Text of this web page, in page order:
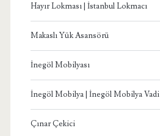
Hayır Lokması | İstanbul Lokmacı
Makaslı Yük Asansörü
İnegöl Mobilyası
İnegöl Mobilya | İnegöl Mobilya Vadi
Çınar Çekici